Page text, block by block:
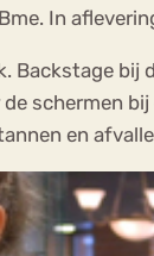
In
schermen
en